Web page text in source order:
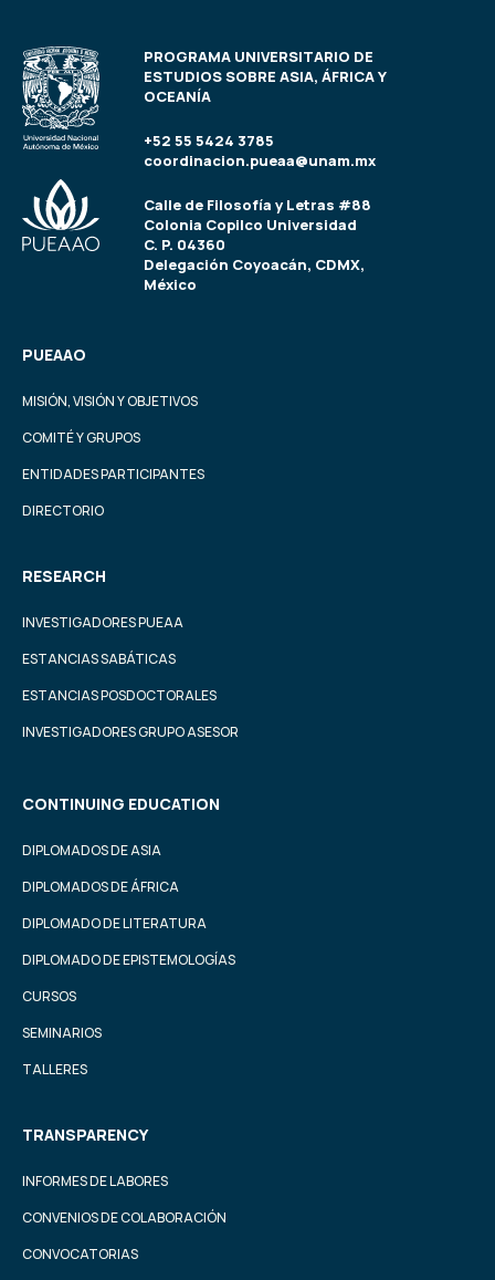
PROGRAMA UNIVERSITARIO DE
ESTUDIOS SOBRE ASIA, ÁFRICA Y
OCEANÍA
+52 55 5424 3785
coordinacion.pueaa@unam.mx
Calle de Filosofía y Letras #88
Colonia Copilco Universidad
C. P. 04360
Delegación Coyoacán, CDMX,
México
PUEAAO
MISIÓN, VISIÓN Y OBJETIVOS
COMITÉ Y GRUPOS
ENTIDADES PARTICIPANTES
DIRECTORIO
RESEARCH
INVESTIGADORES PUEAA
ESTANCIAS SABÁTICAS
ESTANCIAS POSDOCTORALES
INVESTIGADORES GRUPO ASESOR
CONTINUING EDUCATION
DIPLOMADOS DE ASIA
DIPLOMADOS DE ÁFRICA
DIPLOMADO DE LITERATURA
DIPLOMADO DE EPISTEMOLOGÍAS
CURSOS
SEMINARIOS
TALLERES
TRANSPARENCY
INFORMES DE LABORES
CONVENIOS DE COLABORACIÓN
CONVOCATORIAS